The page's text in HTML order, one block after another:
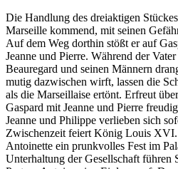
Die Handlung des dreiaktigen
Marseille kommend, mit seinen
Auf dem Weg dorthin stößt er auf
Jeanne und Pierre. Während der
Beauregard und seinen Männern
mutig dazwischen wirft, lassen die
als die Marseillaise ertönt. Erfreut
Gaspard mit Jeanne und Pierre
Jeanne und Philippe verlieben sich
Zwischenzeit feiert König Louis
Antoinette ein prunkvolles Fest im
Unterhaltung der Gesellschaft